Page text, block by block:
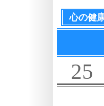
心の健
25